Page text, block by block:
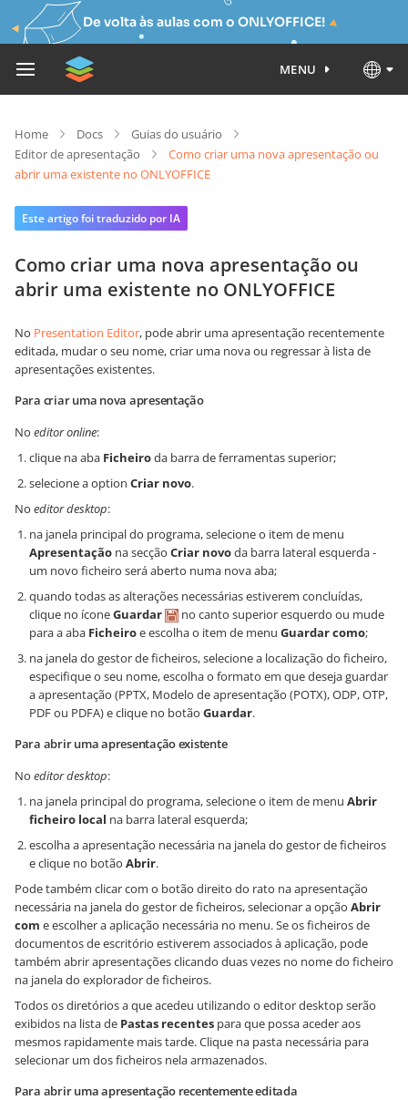
De volta às aulas com o ONLYOFFICE!
MENU
Home Docs
Guias do usuário
Editor de apresentação
Como criar uma nova apresentação ou
abrir uma existente no ONLYOFFICE
Este artigo foi traduzido por IA
Como criar uma nova apresentação ou
abrir uma existente no ONLYOFFICE
No Presentation Editor, pode abrir uma apresentação recentemente
editada, mudar o seu nome, criar uma nova ou regressar à lista de
apresentações existentes.
Para criar uma nova apresentação
No editor online:
clique na aba Ficheiroda barra de ferramentas superior;
selecione a option Criar novo.
No editor desktop:
na janela principal do programa, selecione o item de menu
Apresentação na secção Criar novoda barra lateral esquerda -
um novo ficheiro será aberto numa nova aba;
quando todas as alterações necessárias estiverem concluídas,
clique no íconeGuardar
no canto superior esquerdo ou mude
para a aba Ficheiroe escolha o item de menu Guardar como;
na janela do gestor de ficheiros, selecione a localização do ficheiro,
especifique o seu nome, escolha o formato em que deseja guardar
a apresentação (PPTX, Modelo de apresentação (POTX), ODP, OTP,
PDF ou PDFA) e clique no botão Guardar.
Para abrir uma apresentação existente
No editor desktop:
na janela principal do programa, selecione o item de menu Abrir
ficheiro local na barra lateral esquerda;
escolha a apresentação necessária na janela do gestor de ficheiros
e clique no botão Abrir.
Pode também clicar com o botão direito do rato na apresentação
necessária na janela do gestor de ficheiros, selecionar a opção Abrir
com e escolher a aplicação necessária no menu. Se os ficheiros de
documentos de escritório estiverem associados à aplicação, pode
também abrir apresentações clicando duas vezes no nome do ficheiro
na janela do explorador de ficheiros.
Todos os diretórios a que acedeu utilizando o editor desktop serão
exibidos na lista de Pastas recentes para que possa aceder aos
mesmos rapidamente mais tarde. Clique na pasta necessária para
selecionar um dos ficheiros nela armazenados.
Para abrir uma apresentação recentemente editada